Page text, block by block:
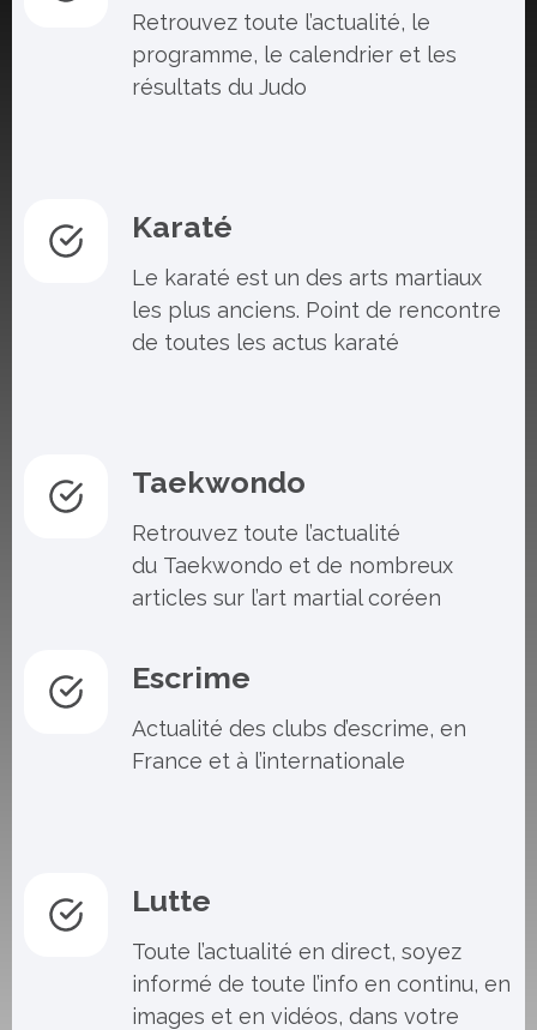
Retrouvez toute l’actualité, le
programme, le calendrier et les
résultats du Judo
Karaté
Le karaté est un des arts martiaux
les plus anciens. Point de rencontre
de toutes les actus karaté
Taekwondo
Retrouvez toute l’actualité
du Taekwondo et de nombreux
articles sur l’art martial coréen
Escrime
Actualité des clubs d’escrime, en
France et à l’internationale
Lutte
Toute l’actualité en direct, soyez
informé de toute l’info en continu, en
images et en vidéos, dans votre